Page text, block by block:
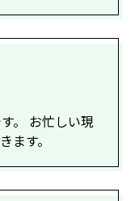
。 お忙しい現
ます。